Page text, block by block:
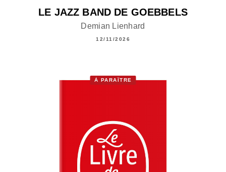
LE JAZZ BAND DE GOEBBELS
Demian Lienhard
12/11/2026
À PARAÎTRE